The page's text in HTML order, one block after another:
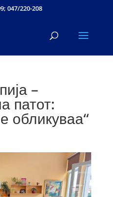
047/220-208
–
патот:
обликуваа“